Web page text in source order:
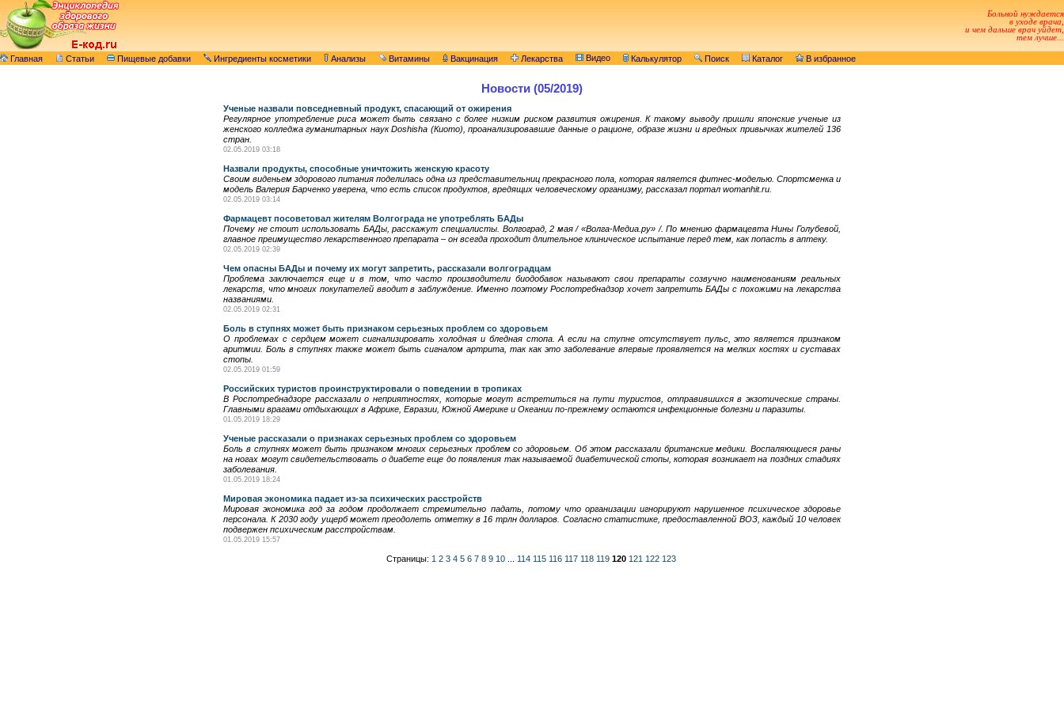
Больной нуждается
в уходе врача,
и чем дальше врач уйдет,
тем лучше...
Главная Статьи Пищевые добавки Ингредиенты косметики Анализы Витамины Вакцинация Лекарства Видео Калькулятор Поиск Каталог В избранное
Новости (05/2019)
Ученые назвали повседневный продукт, спасающий от ожирения
Регулярное употребление риса может быть связано с более низким риском развития ожирения. К такому выводу пришли японские ученые из
женского колледжа гуманитарных наук Doshisha (Киото), проанализировавшие данные о рационе, образе жизни и вредных привычках жителей 136
стран.
02.05.2019 03:18
Назвали продукты, способные уничтожить женскую красоту
Своим виденьем здорового питания поделилась одна из представительниц прекрасного пола, которая является фитнес-моделью. Спортсменка и
модель Валерия Барченко уверена, что есть список продуктов, вредящих человеческому организму, рассказал портал womanhit.ru.
02.05.2019 03:14
Фармацевт посоветовал жителям Волгограда не употреблять БАДы
Почему не стоит использовать БАДы, расскажут специалисты. Волгоград, 2 мая / «Волга-Медиа.ру» /. По мнению фармацевта Нины Голубевой,
главное преимущество лекарственного препарата – он всегда проходит длительное клиническое испытание перед тем, как попасть в аптеку.
02.05.2019 02:39
Чем опасны БАДы и почему их могут запретить, рассказали волгоградцам
Проблема заключается еще и в том, что часто производители биодобавок называют свои препараты созвучно наименованиям реальных
лекарств, что многих покупателей вводит в заблуждение. Именно поэтому Роспотребнадзор хочет запретить БАДы с похожими на лекарства
названиями.
02.05.2019 02:31
Боль в ступнях может быть признаком серьезных проблем со здоровьем
О проблемах с сердцем может сигнализировать холодная и бледная стопа. А если на ступне отсутствует пульс, это является признаком
аритмии. Боль в ступнях также может быть сигналом артрита, так как это заболевание впервые проявляется на мелких костях и суставах
стопы.
02.05.2019 01:59
Российских туристов проинструктировали о поведении в тропиках
В Роспотребнадзоре рассказали о неприятностях, которые могут встретиться на пути туристов, отправившихся в экзотические страны.
Главными врагами отдыхающих в Африке, Евразии, Южной Америке и Океании по-прежнему остаются инфекционные болезни и паразиты.
01.05.2019 18:29
Ученые рассказали о признаках серьезных проблем со здоровьем
Боль в ступнях может быть признаком многих серьезных проблем со здоровьем. Об этом рассказали британские медики. Воспаляющиеся раны
на ногах могут свидетельствовать о диабете еще до появления так называемой диабетической стопы, которая возникает на поздних стадиях
заболевания.
01.05.2019 18:24
Мировая экономика падает из-за психических расстройств
Мировая экономика год за годом продолжает стремительно падать, потому что организации игнорируют нарушенное психическое здоровье
персонала. К 2030 году ущерб может преодолеть отметку в 16 трлн долларов. Согласно статистике, предоставленной ВОЗ, каждый 10 человек
подвержен психическим расстройствам.
01.05.2019 15:57
Страницы: 1 2 3 4 5 6 7 8 9 10... 114 115 116 117 118 119 120 121 122 123